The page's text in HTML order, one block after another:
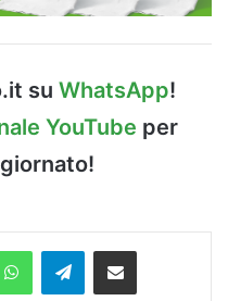
su WhatsApp!
YouTube per
WhatsAppTelegramCondividi via Email